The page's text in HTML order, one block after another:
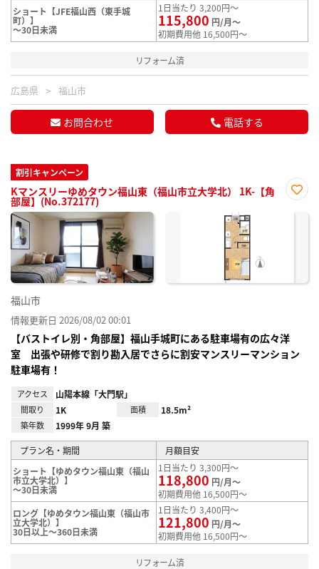
ショート【JFE福山西（東手城
町）】
～30日未満
1日当たり 3,200円～
115,800 円/月～
初期費用他 16,500円～
リフォーム済
広島県 福山市
お問合わせ 電話する
割引キャンペーン
Kマンスリーゆめタウン福山東（福山市立大学北） 1K-【角
部屋】(No.372177)
に入
福山市
情報更新日 2026/08/02 00:01
【バストイレ別・角部屋】福山手城町にある駐車場有の広々洋
室 出張や研修で割り勘入居でさらに割安マンスリーマンション
駐車場有！
アクセス 山陽本線「大門駅」
間取り 1K 面積 18.5m²
築年数 1999年 9月 築
プラン名・期間
月額目安
ショート【ゆめタウン福山東（福山
市立大学北）】
～30日未満
1日当たり 3,300円～
118,800 円/月～
初期費用他 16,500円～
ロング【ゆめタウン福山東（福山市
立大学北）】
30日以上～360日未満
1日当たり 3,400円～
121,800 円/月～
初期費用他 16,500円～
リフォーム済